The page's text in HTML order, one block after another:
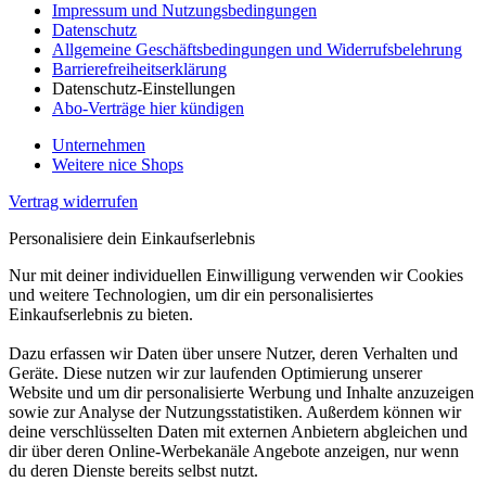
Impressum und Nutzungsbedingungen
Datenschutz
Allgemeine Geschäftsbedingungen und Widerrufsbelehrung
Barrierefreiheitserklärung
Datenschutz-Einstellungen
Abo-Verträge hier kündigen
Unternehmen
Weitere nice Shops
Vertrag widerrufen
Personalisiere dein Einkaufserlebnis
Nur mit deiner individuellen Einwilligung verwenden wir Cookies
und weitere Technologien, um dir ein personalisiertes
Einkaufserlebnis zu bieten.
Dazu erfassen wir Daten über unsere Nutzer, deren Verhalten und
Geräte. Diese nutzen wir zur laufenden Optimierung unserer
Website und um dir personalisierte Werbung und Inhalte anzuzeigen
sowie zur Analyse der Nutzungsstatistiken. Außerdem können wir
deine verschlüsselten Daten mit externen Anbietern abgleichen und
dir über deren Online-Werbekanäle Angebote anzeigen, nur wenn
du deren Dienste bereits selbst nutzt.